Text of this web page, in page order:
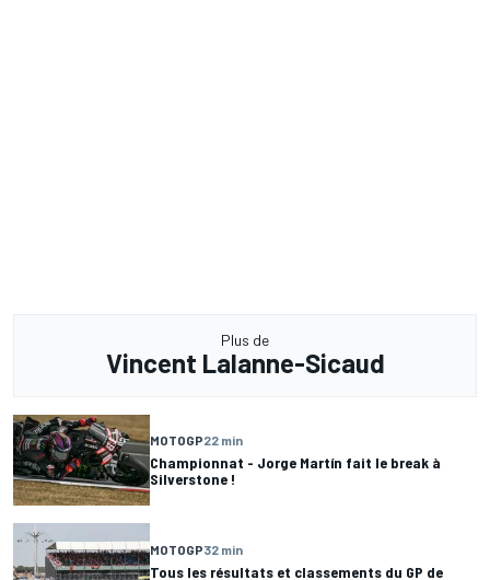
Plus de
Vincent Lalanne-Sicaud
MOTOGP22 min
Championnat - Jorge Martín fait le break à
Silverstone !
MOTOGP32 min
Tous les résultats et classements du GP de